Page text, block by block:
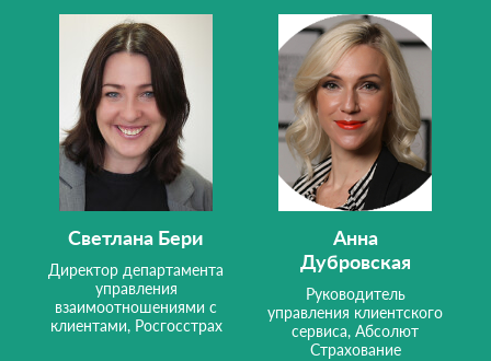
Светлана Бери
Директор департамента
управления
взаимоотношениями с
клиентами, Росгосстрах
Анна
Дубровская
Руководитель
управления клиентского
сервиса, Абсолют
Страхование